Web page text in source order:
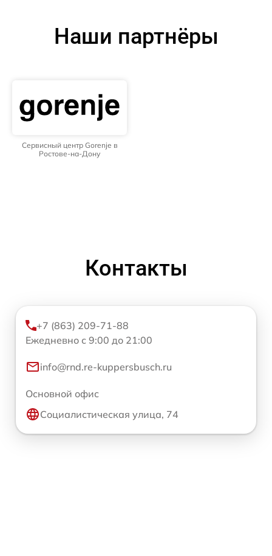
Наши партнёры
Сервисный центр Gorenje в
Ростове-на-Дону
Контакты
+7 (863) 209-71-88
Ежедневно с 9:00 до 21:00
info@rnd.re-kuppersbusch.ru
Основной офис
Социалистическая улица, 74